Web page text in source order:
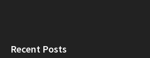
Recent Posts